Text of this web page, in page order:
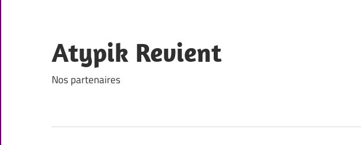
content
Atypik Revient
Nos partenaires